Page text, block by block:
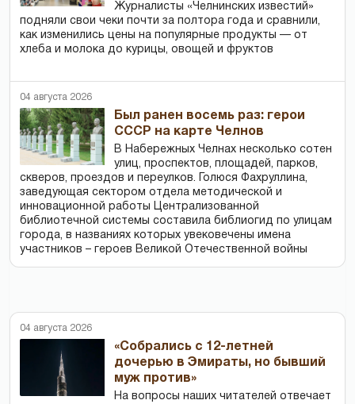
Журналисты «Челнинских известий»
подняли свои чеки почти за полтора года и сравнили,
как изменились цены на популярные продукты — от
хлеба и молока до курицы, овощей и фруктов
04 августа 2026
Был ранен восемь раз: герои
СССР на карте Челнов
В Набережных Челнах несколько сотен
улиц, проспектов, площадей, парков,
скверов, проездов и переулков. Голюся Фахруллина,
заведующая сектором отдела методической и
инновационной работы Централизованной
библиотечной системы составила библиогид по улицам
города, в названиях которых увековечены имена
участников – героев Великой Отечественной войны
04 августа 2026
«Собрались с 12-летней
дочерью в Эмираты, но бывший
муж против»
На вопросы наших читателей отвечает